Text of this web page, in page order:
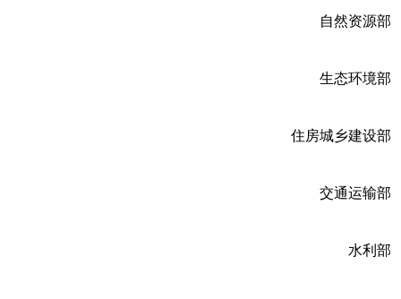
自然资源部
生态环境部
住房城乡建设部
交通运输部
水利部